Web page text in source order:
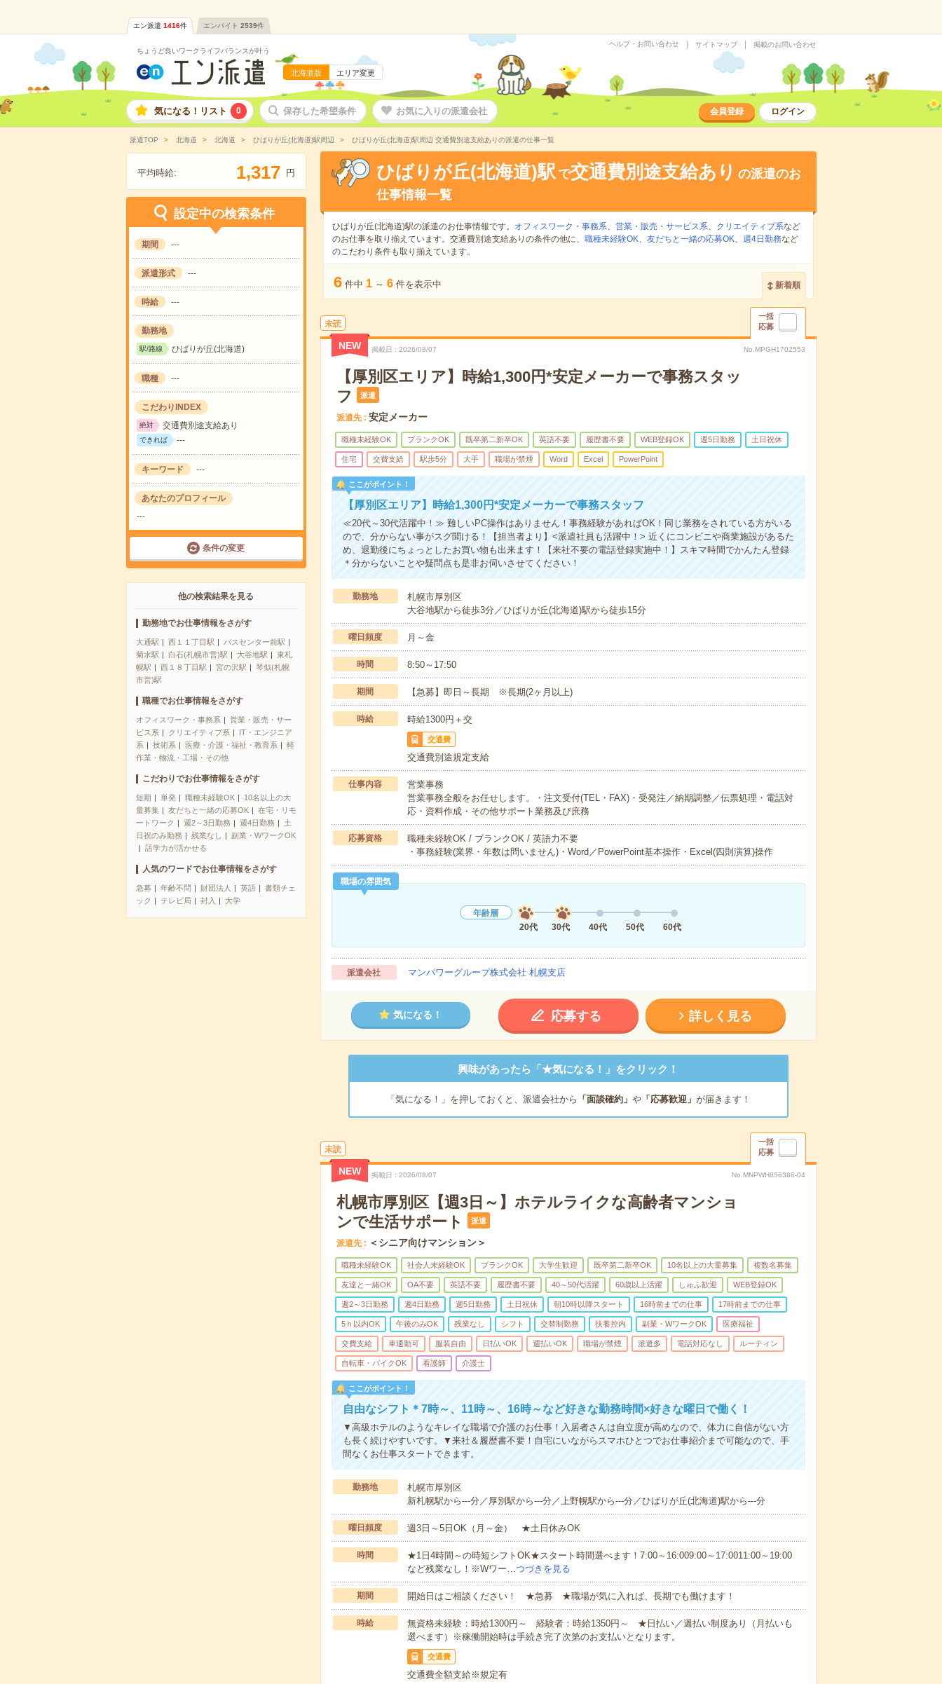
エン派遣 1416件 エンバイト 2539件
ちょうど良いワークライフバランスが叶う
北海道版 エリア変更
ヘルプ・お問い合わせ サイトマップ 掲載のお問い合わせ
気になる！リスト 0 保存した希望条件 お気に入りの派遣会社 会員登録 ログイン
派遣TOP 北海道 北海道 ひばりが丘(北海道)駅周辺 ひばりが丘(北海道)駅周辺 交通費別途支給ありの派遣の仕事一覧
平均時給: 1,317 円
設定中の検索条件
期間 ---
派遣形式 ---
時給 ---
勤務地
駅/路線 ひばりが丘(北海道)
職種 ---
こだわりINDEX
絶対 交通費別途支給あり
できれば ---
キーワード ---
あなたのプロフィール
---
条件の変更
他の検索結果を見る
勤務地でお仕事情報をさがす
大通駅 西１１丁目駅
バスセンター前駅
菊水駅
白石(札幌市営)駅 大谷地駅
東札
幌駅
西１８丁目駅 宮の沢駅
琴似(札幌
市営)駅
職種でお仕事情報をさがす
オフィスワーク・事務系
営業・販売・サー
ビス系
クリエイティブ系
IT・エンジニア
系
技術系 医療・介護・福祉・教育系
軽
作業・物流・工場・その他
こだわりでお仕事情報をさがす
短期 単発 職種未経験OK
10名以上の大
量募集
友だちと一緒の応募OK
在宅・リモ
ートワーク
週2～3日勤務 週4日勤務
土
日祝のみ勤務
残業なし
副業・WワークOK
語学力が活かせる
人気のワードでお仕事情報をさがす
急募 年齢不問 財団法人 英語
書類チェ
ック
テレビ局 封入 大学
ひばりが丘(北海道)駅 で交通費別途支給あり の派遣のお
仕事情報一覧
ひばりが丘(北海道)駅の派遣のお仕事情報です。 オフィスワーク・事務系、 営業・販売・サービス系、 クリエイティブ系など
のお仕事を取り揃えています。交通費別途支給ありの条件の他に、 職種未経験OK、 友だちと一緒の応募OK、 週4日勤務など
のこだわり条件も取り揃えています。
6 件中 1 ～ 6 件を表示中 新着順
未読
一括
応募
NEW 掲載日 2026/08/07 No.MPGH1702553
【厚別区エリア】時給1,300円*安定メーカーで事務スタッ
フ
派遣
派遣先 安定メーカー
職種未経験OK ブランクOK 既卒第二新卒OK 英語不要 履歴書不要 WEB登録OK 週5日勤務 土日祝休
住宅 交費支給 駅歩5分 大手 職場が禁煙 Word Excel PowerPoint
ここがポイント！
【厚別区エリア】時給1,300円*安定メーカーで事務スタッフ
≪20代～30代活躍中！≫ 難しいPC操作はありません！事務経験があればOK！同じ業務をされている方がいる
ので、分からない事がスグ聞ける！【担当者より】<派遣社員も活躍中！> 近くにコンビニや商業施設があるた
め、退勤後にちょっとしたお買い物も出来ます！【来社不要の電話登録実施中！】スキマ時間でかんたん登録
＊分からないことや疑問点も是非お伺いさせてください！
勤務地
札幌市厚別区
大谷地駅から徒歩3分／ひばりが丘(北海道)駅から徒歩15分
曜日頻度 月～金
時間 8:50～17:50
期間 【急募】即日～長期 ※長期(2ヶ月以上)
時給 時給1300円＋交
交通費
交通費別途規定支給
仕事内容
営業事務
営業事務全般をお任せします。・注文受付(TEL・FAX)・受発注／納期調整／伝票処理・電話対
応・資料作成・その他サポート業務及び庶務
応募資格
職種未経験OK / ブランクOK / 英語力不要
・事務経験(業界・年数は問いません)・Word／PowerPoint基本操作・Excel(四則演算)操作
職場の雰囲気
年齢層
20代
30代 40代 50代 60代
派遣会社 マンパワーグループ株式会社 札幌支店
気になる！ 応募する 詳しく見る
興味があったら「★気になる！」をクリック！
「気になる！」を押しておくと、派遣会社から 「面談確約」 や「応募歓迎」 が届きます！
未読
一括
応募
NEW 掲載日 2026/08/07 No.MNPWH856386-04
札幌市厚別区【週3日～】ホテルライクな高齢者マンショ
ンで生活サポート
派遣
派遣先 ＜シニア向けマンション＞
職種未経験OK 社会人未経験OK ブランクOK 大学生歓迎 既卒第二新卒OK 10名以上の大量募集 複数名募集
友達と一緒OK OA不要 英語不要 履歴書不要 40～50代活躍 60歳以上活躍 しゅふ歓迎 WEB登録OK
週2～3日勤務 週4日勤務 週5日勤務 土日祝休 朝10時以降スタート 16時前までの仕事 17時前までの仕事
5ｈ以内OK 午後のみOK 残業なし シフト 交替制勤務 扶養控内 副業・WワークOK 医療福祉
交費支給 車通勤可 服装自由 日払いOK 週払いOK 職場が禁煙 派遣多 電話対応なし ルーティン
自転車・バイクOK 看護師 介護士
ここがポイント！
自由なシフト＊7時～、11時～、16時～など好きな勤務時間×好きな曜日で働く！
▼高級ホテルのようなキレイな職場で介護のお仕事！入居者さんは自立度が高めなので、体力に自信がない方
も長く続けやすいです。▼来社＆履歴書不要！自宅にいながらスマホひとつでお仕事紹介まで可能なので、手
間なくお仕事スタートできます。
勤務地
札幌市厚別区
新札幌駅から---分／厚別駅から---分／上野幌駅から---分／ひばりが丘(北海道)駅から---分
曜日頻度 週3日～5日OK（月～金） ★土日休みOK
時間
★1日4時間～の時短シフトOK★スタート時間選べます！7:00～16:009:00～17:0011:00～19:00
など残業なし！※Wワー… つづきを見る
期間 開始日はご相談ください！ ★急募 ★職場が気に入れば、長期でも働けます！
時給
無資格未経験：時給1300円～ 経験者：時給1350円～ ★日払い／週払い制度あり（月払いも
選べます）※稼働開始時は手続き完了次第のお支払いとなります。
交通費
交通費全額支給※規定有